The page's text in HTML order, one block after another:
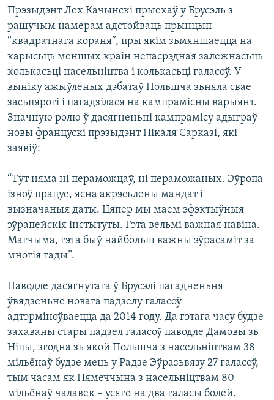
Прэзыдэнт Лех Качынскі прыехаў у Брусэль з
рашучым намерам адстойваць прынцып
“квадратнага кораня”, пры якім зьмяншаецца на
карысьць меншых краін непасрэдная залежнасьць
колькасьці насельніцтва і колькасьці галасоў. У
выніку ажыўленых дэбатаў Польшча зьняла свае
засьцярогі і пагадзілася на кампрамісны варыянт.
Значную ролю ў дасягненьні кампрамісу адыграў
новы францускі прэзыдэнт Нікаля Сарказі, які
заявіў:
“Тут няма ні пераможцаў, ні пераможаных. Эўропа
ізноў працуе, ясна акрэсьлены мандат і
вызначаныя даты. Цяпер мы маем эфэктыўныя
эўрапейскія інстытуты. Гэта вельмі важная навіна.
Магчыма, гэта быў найбольш важны эўрасаміт за
многія гады”.
Паводле дасягнутага ў Брусэлі пагадненьня
ўвядзеньне новага падзелу галасоў
адтэрміноўваецца да 2014 году. Да гэтага часу будзе
захаваны стары падзел галасоў паводле Дамовы зь
Ніцы, згодна зь якой Польшча з насельніцтвам 38
мільёнаў будзе мець у Радзе Эўразьвязу 27 галасоў,
тым часам як Нямеччына з насельніцтвам 80
мільёнаў чалавек – усяго на два галасы болей.